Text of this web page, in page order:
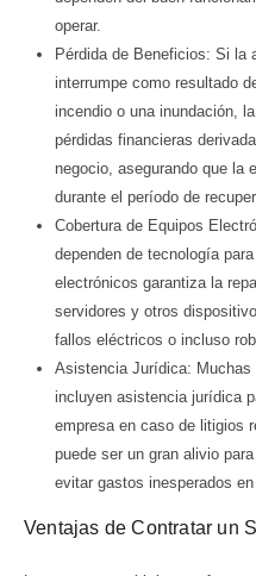
operar.
Pérdida de Beneficios: Si la
interrumpe como resultado
incendio o una inundación,
pérdidas financieras
negocio, asegurando que la
durante el período de
Cobertura de Equipos
dependen de tecnología
electrónicos garantiza la
servidores y otros
fallos eléctricos o incluso
Asistencia Jurídica:
incluyen asistencia jurídica
empresa en caso de litigios
puede ser un gran alivio
evitar gastos inesperados
Ventajas de Contratar un